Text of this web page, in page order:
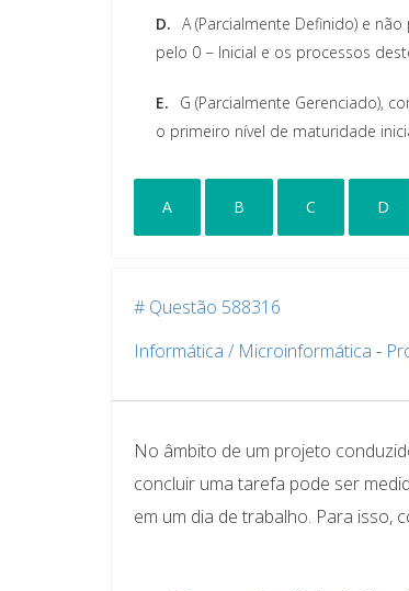
D. A (Parcialmente Definido) e
pelo 0 − Inicial e os processos
E.
G (Parcialmente Gerenciado),
o primeiro nível de maturidade
A B C D
# Questão 588316
Informática / Microinformática -
No âmbito de um projeto
concluir uma tarefa pode ser
em um dia de trabalho. Para isso,